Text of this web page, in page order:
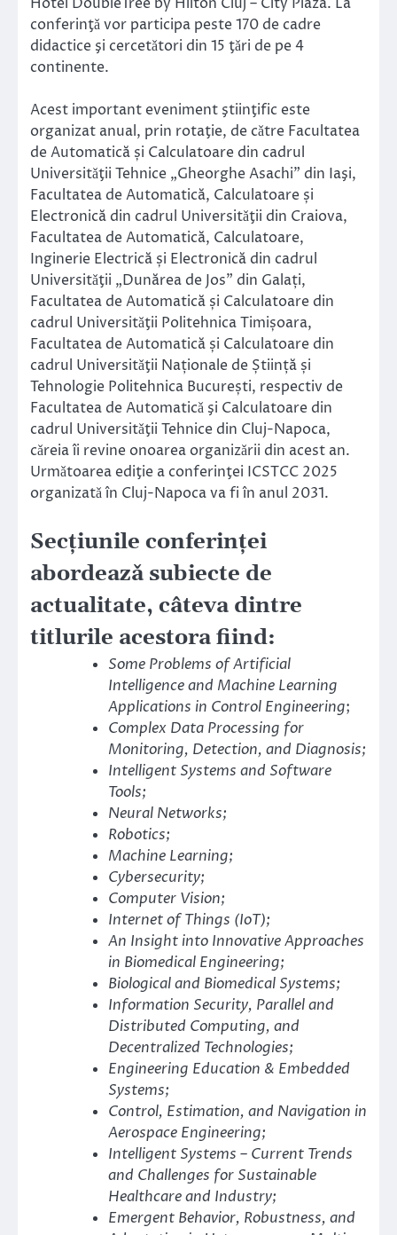
conferinţǎ vor participa peste 170 de cadre
didactice şi cercetǎtori din 15 ţǎri de pe 4
continente.
Acest important eveniment ştiinţific este
organizat anual, prin rotaţie, de cǎtre Facultatea
de Automatică și Calculatoare din cadrul
Universitǎţii Tehnice „Gheorghe Asachi” din Iaşi,
Facultatea de Automatică, Calculatoare și
Electronică din cadrul Universitǎţii din Craiova,
Facultatea de Automatică, Calculatoare,
Inginerie Electrică și Electronică din cadrul
Universitǎţii „Dunărea de Jos” din Galați,
Facultatea de Automatică și Calculatoare din
cadrul Universitǎţii Politehnica Timișoara,
Facultatea de Automatică și Calculatoare din
cadrul Universitǎţii Naționale de Știință și
Tehnologie Politehnica București, respectiv de
Facultatea de Automaticǎ şi Calculatoare din
cadrul Universitǎţii Tehnice din Cluj-Napoca,
cǎreia îi revine onoarea organizǎrii din acest an.
Urmǎtoarea ediţie a conferinţei ICSTCC 2025
organizatǎ în Cluj-Napoca va fi în anul 2031.
Secţiunile conferinţei
abordeazǎ subiecte de
actualitate, câteva dintre
titlurile acestora fiind:
Some Problems of Artificial
Intelligence and Machine Learning
Applications in Control Engineering;
Complex Data Processing for
Monitoring, Detection, and Diagnosis;
Intelligent Systems and Software
Tools;
Neural Networks;
Robotics;
Machine Learning;
Cybersecurity;
Computer Vision;
Internet of Things (IoT);
An Insight into Innovative Approaches
in Biomedical Engineering;
Biological and Biomedical Systems;
Information Security, Parallel and
Distributed Computing, and
Decentralized Technologies;
Engineering Education & Embedded
Systems;
Control, Estimation, and Navigation in
Aerospace Engineering;
Intelligent Systems – Current Trends
and Challenges for Sustainable
Healthcare and Industry;
Emergent Behavior, Robustness, and